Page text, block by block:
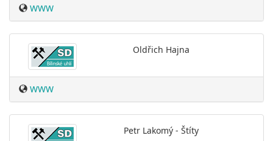
WWW
Oldřich Hajna
WWW
Petr Lakomý - Štíty